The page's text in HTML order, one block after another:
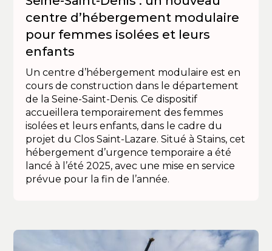
centre d’hébergement modulaire
pour femmes isolées et leurs
enfants
Un centre d’hébergement modulaire est en
cours de construction dans le département
de la Seine-Saint-Denis. Ce dispositif
accueillera temporairement des femmes
isolées et leurs enfants, dans le cadre du
projet du Clos Saint-Lazare. Situé à Stains, cet
hébergement d’urgence temporaire a été
lancé à l’été 2025, avec une mise en service
prévue pour la fin de l’année.